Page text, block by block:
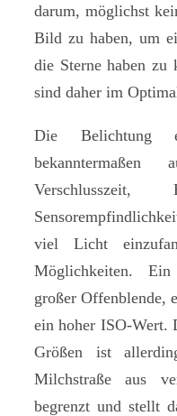
darum, möglichst
Bild zu haben, um
die Sterne haben zu
sind daher im
Die Belichtung
viel Licht
Möglichkeiten.
großer Offenblende,
ein hoher ISO-Wert.
Größen ist
Milchstraße aus
begrenzt und stellt